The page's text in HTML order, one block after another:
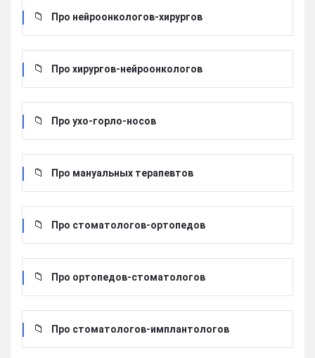
Про нейроонкологов-хирургов
Про хирургов-нейроонкологов
Про ухо-горло-носов
Про мануальных терапевтов
Про стоматологов-ортопедов
Про ортопедов-стоматологов
Про стоматологов-имплантологов